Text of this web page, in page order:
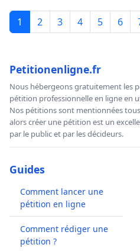
1 2 3 4 5 6
Petitionenligne.fr
Nous hébergeons gratuitement les
pétition professionnelle en ligne en
Nos pétitions sont mentionnées
alors créer une pétition est un
par le public et par les décideurs.
Guides
Comment lancer une
pétition en ligne
Comment rédiger une
pétition ?